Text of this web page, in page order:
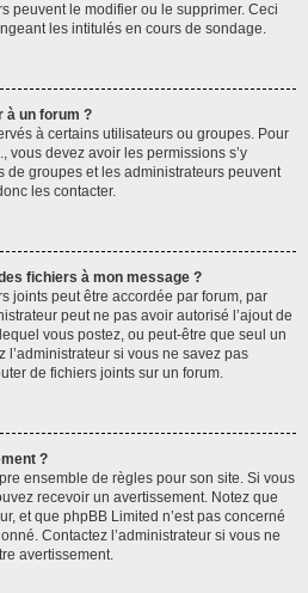
peuvent le modifier ou le supprimer. Ceci
les intitulés en cours de sondage.
à un forum ?
à certains utilisateurs ou groupes. Pour
vous devez avoir les permissions s’y
de groupes et les administrateurs peuvent
les contacter.
fichiers à mon message ?
joints peut être accordée par forum, par
peut ne pas avoir autorisé l’ajout de
vous postez, ou peut-être que seul un
si vous ne savez pas
de fichiers joints sur un forum.
?
ensemble de règles pour son site. Si vous
recevoir un avertissement. Notez que
et que phpBB Limited n’est pas concerné
Contactez l’administrateur si vous ne
avertissement.